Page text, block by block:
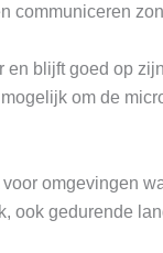
communiceren
en blijft goed op
om de
omgevingen
ook gedurende